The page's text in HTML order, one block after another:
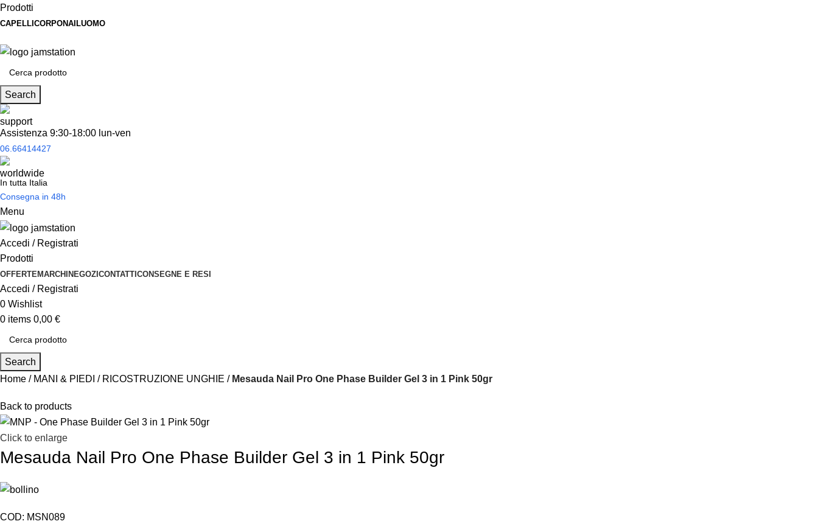
Prodotti
CAPELLI CORPONAILUOMO
Search
Assistenza 9:30-18:00 lun-ven
06.66414427
In tutta Italia
Consegna in 48h
Menu
Accedi / Registrati
Prodotti
OFFERTEMARCHINEGOZICONTATTICONSEGNE E RESI
Accedi / Registrati
0 Wishlist
0 items 0,00 €
Search
Home
MANI & PIEDI RICOSTRUZIONE UNGHIE Mesauda Nail Pro One Phase Builder Gel 3 in 1 Pink 50gr
Back to products
Click to enlarge
Mesauda Nail Pro One Phase Builder Gel 3 in 1 Pink 50gr
COD: MSN089